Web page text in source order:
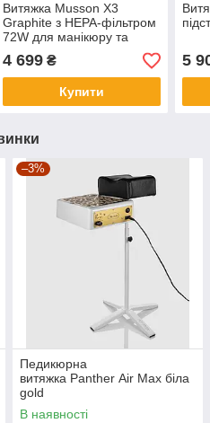
Витяжка Musson X3
Graphite з НЕРА-фільтром
72W для манікюру та
педикюру
4 699₴
Купити
5
–3%
Педикюрна
витяжка Panther Air Max біла
gold
В наявності